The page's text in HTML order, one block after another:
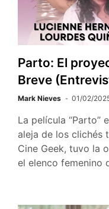
Parto: El
Breve
Mark Nieves 01/02/
La película “Parto”
aleja de los clichés
Cine Geek, tuvo la
el elenco femenino